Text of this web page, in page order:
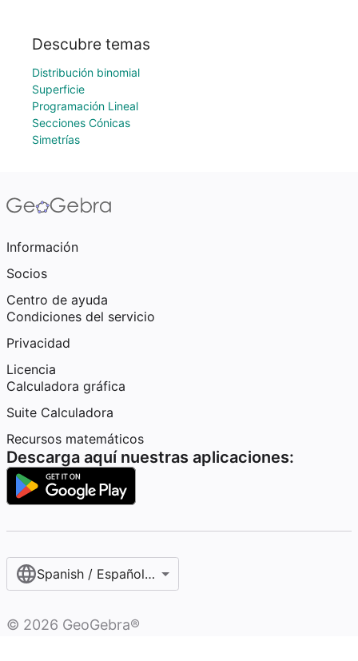
Descubre temas
Distribución binomial
Superficie
Programación Lineal
Secciones Cónicas
Simetrías
Información
Socios
Centro de ayuda
Condiciones del servicio
Privacidad
Licencia
Calculadora gráfica
Suite Calculadora
Recursos matemáticos
Descarga aquí nuestras aplicaciones:
Spanish / Español (internacional)
© 2026 GeoGebra®